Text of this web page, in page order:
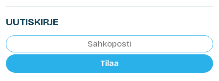
UUTISKIRJE
Tilaa